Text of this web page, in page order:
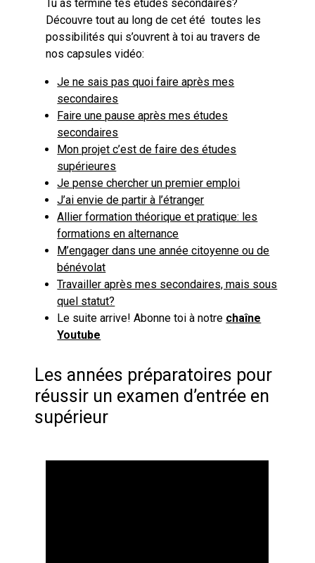
Tu as terminé tes études secondaires?
Découvre tout au long de cet été toutes les
possibilités qui s’ouvrent à toi au travers de
nos capsules vidéo:
Je ne sais pas quoi faire après mes
secondaires
Faire une pause après mes études
secondaires
Mon projet c’est de faire des études
supérieures
Je pense chercher un premier emploi
J’ai envie de partir à l’étranger
Allier formation théorique et pratique: les
formations en alternance
M’engager dans une année citoyenne ou de
bénévolat
Travailler après mes secondaires, mais sous
quel statut?
Le suite arrive! Abonne toi à notre chaîne
Youtube
Les années préparatoires pour
réussir un examen d’entrée en
supérieur